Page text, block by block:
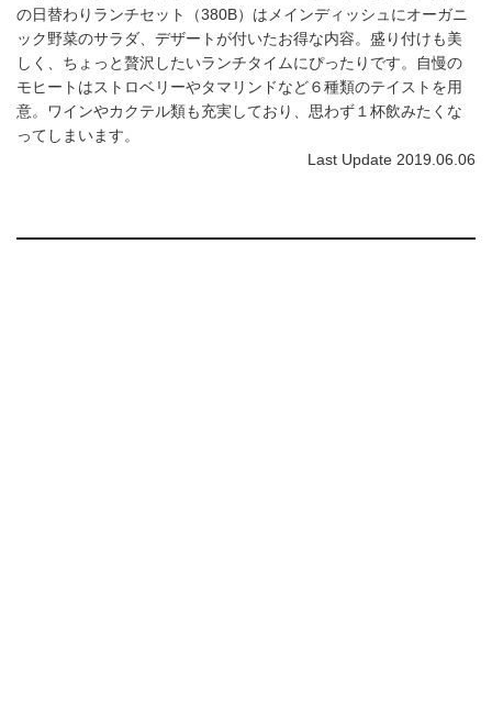
の日替わりランチセット（380B）はメインディッシュにオーガニ
ック野菜のサラダ、デザートが付いたお得な内容。盛り付けも美
しく、ちょっと贅沢したいランチタイムにぴったりです。自慢の
モヒートはストロベリーやタマリンドなど６種類のテイストを用
意。ワインやカクテル類も充実しており、思わず１杯飲みたくな
ってしまいます。
Last Update 2019.06.06